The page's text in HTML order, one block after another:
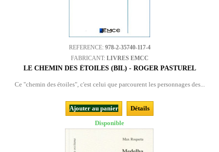
REFERENCE: 978-2-35740-117-4
FABRICANT: LIVRES EMCC
LE CHEMIN DES ÉTOILES (BIL) - ROGER PASTUREL
Ce "chemin des étoiles", c'est celui que parcourent les personnages des...
Ajouter au panier
Détails
Disponible